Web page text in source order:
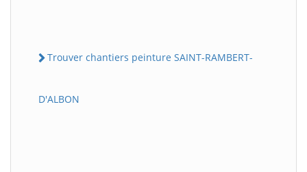
Trouver chantiers peinture SAINT-RAMBERT-
D'ALBON